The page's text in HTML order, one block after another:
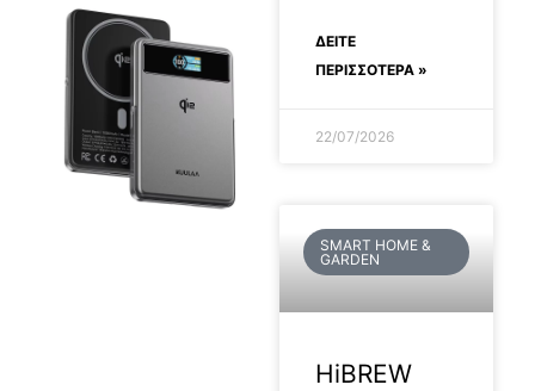
ΔΕΊΤΕ
ΠΕΡΙΣΣΟΤΕΡΑ »
22/07/2026
SMART HOME &
GARDEN
HiBREW